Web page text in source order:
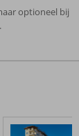
optioneel bij